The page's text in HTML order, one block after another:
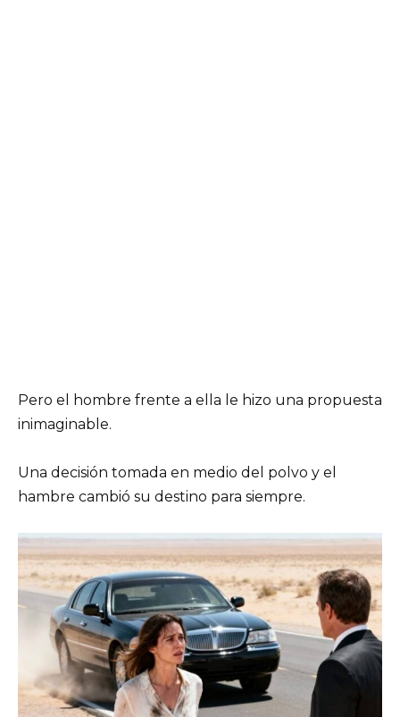
Pero el hombre frente a ella le hizo una propuesta
inimaginable.
Una decisión tomada en medio del polvo y el
hambre cambió su destino para siempre.